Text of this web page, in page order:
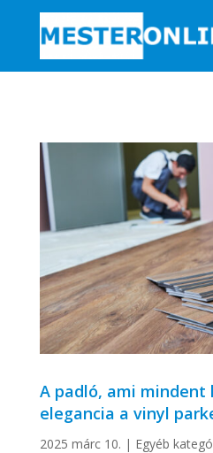
A padló, ami mindent
elegancia a vinyl
2025 márc 10. | Egyéb